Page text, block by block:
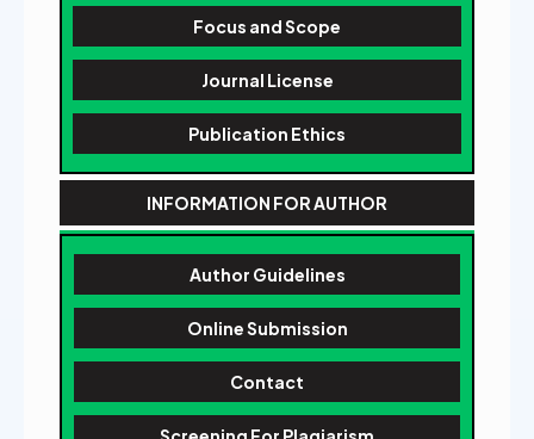
Focus and Scope
Journal License
Publication Ethics
INFORMATION FOR AUTHOR
Author Guidelines
Online Submission
Contact